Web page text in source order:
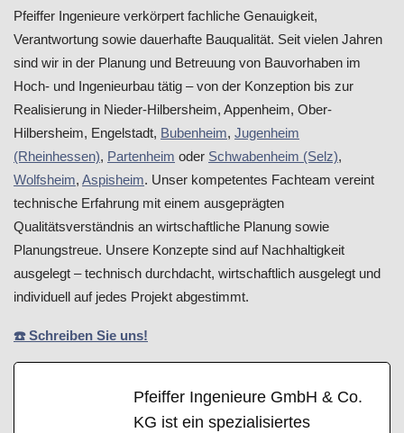
Pfeiffer Ingenieure verkörpert fachliche Genauigkeit,
Verantwortung sowie dauerhafte Bauqualität. Seit vielen Jahren
sind wir in der Planung und Betreuung von Bauvorhaben im
Hoch- und Ingenieurbau tätig – von der Konzeption bis zur
Realisierung in Nieder-Hilbersheim, Appenheim, Ober-
Hilbersheim, Engelstadt, Bubenheim, Jugenheim
(Rheinhessen), Partenheim oder Schwabenheim (Selz),
Wolfsheim, Aspisheim. Unser kompetentes Fachteam vereint
technische Erfahrung mit einem ausgeprägten
Qualitätsverständnis an wirtschaftliche Planung sowie
Planungstreue. Unsere Konzepte sind auf Nachhaltigkeit
ausgelegt – technisch durchdacht, wirtschaftlich ausgelegt und
individuell auf jedes Projekt abgestimmt.
☎️ Schreiben Sie uns!
Pfeiffer Ingenieure GmbH & Co.
KG ist ein spezialisiertes